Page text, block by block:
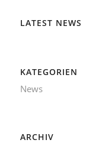
LATEST NEWS
KATEGORIEN
News
ARCHIV